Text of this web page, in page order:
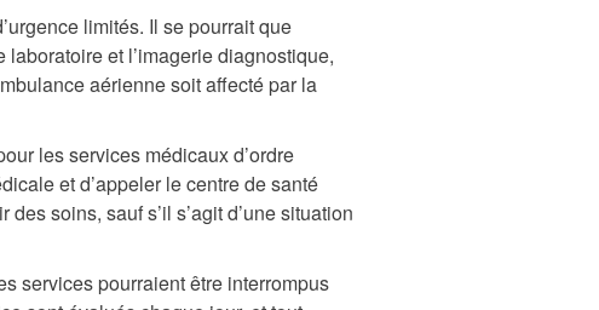
limités. Il se pourrait que
et l’imagerie diagnostique,
aérienne soit affecté par la
les services médicaux d’ordre
et d’appeler le centre de santé
soins, sauf s’il s’agit d’une situation
services pourraient être interrompus